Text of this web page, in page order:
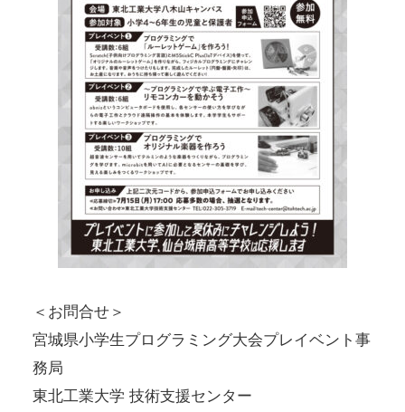
＜お問合せ＞
宮城県小学生プログラミング大会プレイベント事
務局
東北工業大学 技術支援センター